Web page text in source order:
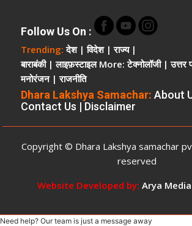
पहुंच
का
Follow Us On :
Trending: देश|विदेश|राज्य|
बाराबंकी|लाइफ़स्टाइल More:टेक्नोलॉजी|उत्तर
मनोरंजन|राजनीति
Dhara Lakshya Samachar: About
Contact Us | Disclaimer
Copyright © Dhara Lakshya samachar
reserved
Website Developed by: Arya
Need help? Our team is just a message away